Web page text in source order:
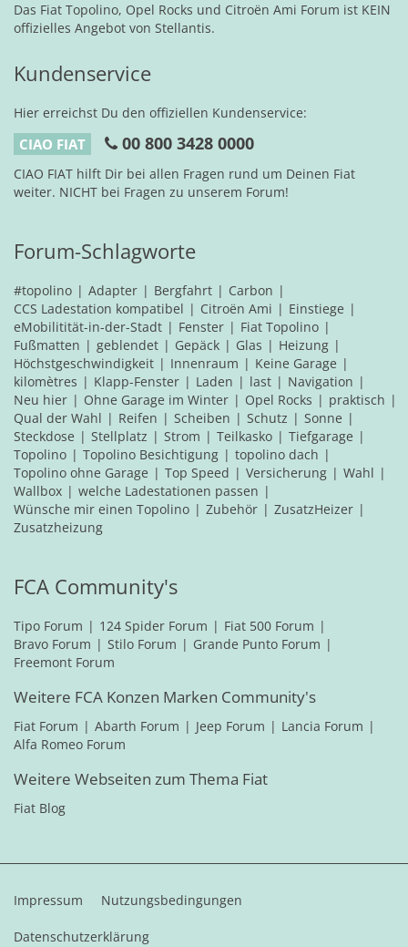
Das Fiat Topolino, Opel Rocks und Citroën Ami Forum ist KEIN
offizielles Angebot von Stellantis.
Kundenservice
Hier erreichst Du den offiziellen Kundenservice:
CIAO FIAT 00 800 3428 0000
CIAO FIAT hilft Dir bei allen Fragen rund um Deinen Fiat
weiter. NICHT bei Fragen zu unserem Forum!
Forum-Schlagworte
#topolino Adapter Bergfahrt
Carbon
CCS Ladestation kompatibel
Citroën Ami
Einstiege
eMobilitität-in-der-Stadt
Fenster
Fiat Topolino
Fußmatten
geblendet Gepäck Glas
Heizung
Höchstgeschwindigkeit
Innenraum
Keine Garage
kilomètres
Klapp-Fenster Laden last
Navigation
Neu hier
Ohne Garage im Winter Opel Rocks
praktisch
Qual der Wahl
Reifen Scheiben Schutz
Sonne
Steckdose
Stellplatz Strom Teilkasko
Tiefgarage
Topolino
Topolino Besichtigung
topolino dach
Topolino ohne Garage
Top Speed Versicherung
Wahl
Wallbox
welche Ladestationen passen
Wünsche mir einen Topolino
Zubehör
ZusatzHeizer
Zusatzheizung
FCA Community's
Tipo Forum 124 Spider Forum
Fiat 500 Forum
Bravo Forum
Stilo Forum
Grande Punto Forum
Freemont Forum
Weitere FCA Konzen Marken Community's
Fiat Forum Abarth Forum Jeep Forum
Lancia Forum
Alfa Romeo Forum
Weitere Webseiten zum Thema Fiat
Fiat Blog
Impressum Nutzungsbedingungen
Datenschutzerklärung